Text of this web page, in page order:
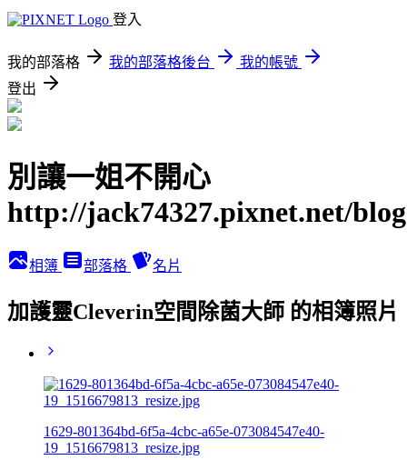
登入
我的部落格 我的部落格後台
我的帳號
登出
別讓一姐不開心
http://jack74327.pixnet.net/blog
相簿 部落格 名片
加護靈Cleverin空間除菌大師 的相簿照片
1629-801364bd-6f5a-4cbc-a65e-073084547e40-
19_1516679813_resize.jpg